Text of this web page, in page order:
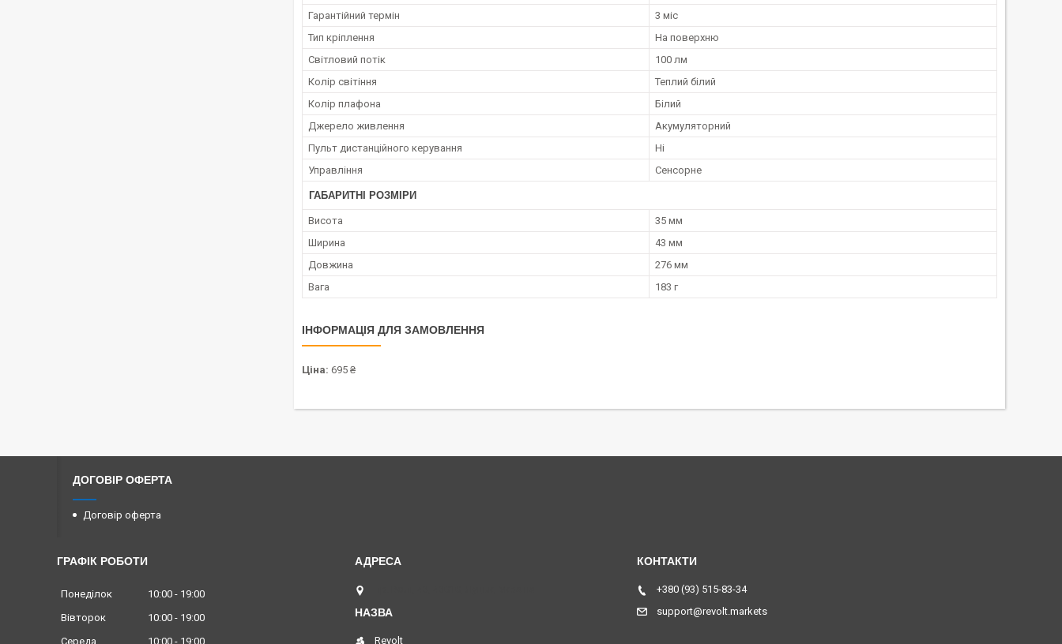
Гарантійний термін
3 міс
Тип кріплення
На поверхню
Світловий потік
100 лм
Колір світіння
Теплий білий
Колір плафона
Білий
Джерело живлення
Акумуляторний
Пульт дистанційного керування
Ні
Управління
Сенсорне
ГАБАРИТНІ РОЗМІРИ
Висота
35 мм
Ширина
43 мм
Довжина
276 мм
Вага
183 г
ІНФОРМАЦІЯ ДЛЯ ЗАМОВЛЕННЯ
Ціна: 695 ₴
ДОГОВІР ОФЕРТА
Договір оферта
ГРАФІК РОБОТИ
Понеділок 10:00
19:00
Вівторок
10:00
19:00
Середа
10:00 19:00 Revolt
+380 (93) 515-83-34
support@revolt.markets